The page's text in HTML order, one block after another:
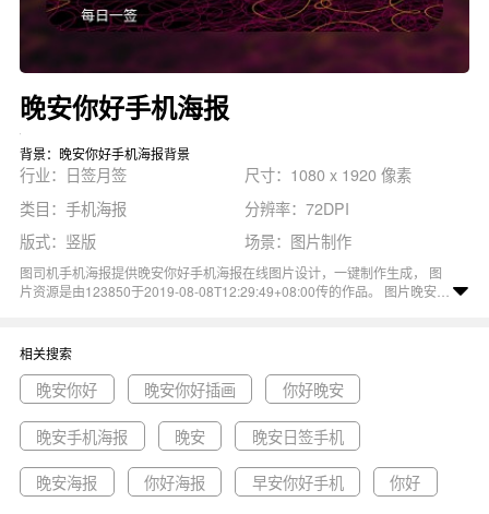
晚安你好手机海报
背景：晚安你好手机海报背景
行业：日签月签
尺寸：1080 x 1920 像素
类目：手机海报
分辨率：72DPI
版式：竖版
场景：图片制作
图司机手机海报提供晚安你好手机海报在线图片设计，一键制作生成， 图
片资源是由123850于2019-08-08T12:29:49+08:00传的作品。 图片晚安你
签行业，为您推荐与晚安你好手机海报相关的专题晚安你好, 晚安你好插画,
你好晚安等优质图片模板资源。
相关搜索
晚安你好 晚安你好插画 你好晚安
晚安手机海报 晚安 晚安日签手机
晚安海报 你好海报 早安你好手机 你好